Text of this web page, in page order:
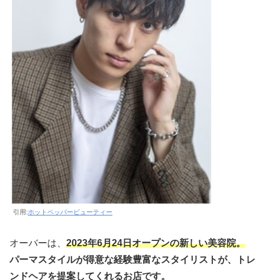
引用:ホットペッパービューティー
オーバーは、 2023年6月24日オープンの新しい美容院。
パーマスタイルが得意な経験豊富なスタイリストが、トレ
ンドヘアを提案してくれるお店です。